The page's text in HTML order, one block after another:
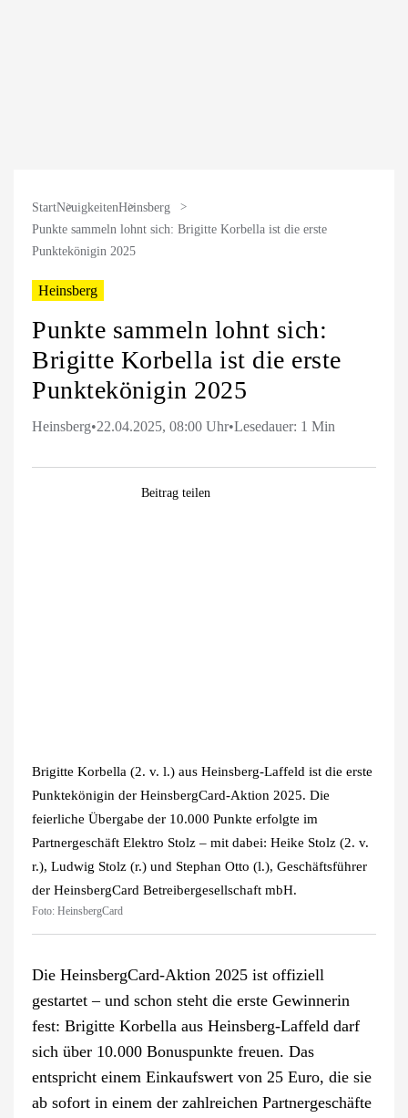
StartNeuigkeitenHeinsberg
Punkte sammeln lohnt sich: Brigitte Korbella ist die erste
Punktekönigin 2025
Heinsberg
Punkte sammeln lohnt sich:
Brigitte Korbella ist die erste
Punktekönigin 2025
Heinsberg•22.04.2025, 08:00 Uhr•Lesedauer: 1 Min
Beitrag teilen
Pinterest
E-
Brigitte Korbella (2. v. l.) aus Heinsberg-Laffeld ist die erste
Punktekönigin der HeinsbergCard-Aktion 2025. Die
feierliche Übergabe der 10.000 Punkte erfolgte im
Partnergeschäft Elektro Stolz – mit dabei: Heike Stolz (2. v.
r.), Ludwig Stolz (r.) und Stephan Otto (l.), Geschäftsführer
der HeinsbergCard Betreibergesellschaft mbH.
Foto: HeinsbergCard
Die HeinsbergCard-Aktion 2025 ist offiziell
gestartet – und schon steht die erste Gewinnerin
fest: Brigitte Korbella aus Heinsberg-Laffeld darf
sich über 10.000 Bonuspunkte freuen. Das
entspricht einem Einkaufswert von 25 Euro, die sie
ab sofort in einem der zahlreichen Partnergeschäfte